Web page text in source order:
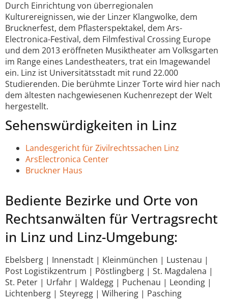
Durch Einrichtung von überregionalen
Kulturereignissen, wie der Linzer Klangwolke, dem
Brucknerfest, dem Pflasterspektakel, dem Ars-
Electronica-Festival, dem Filmfestival Crossing Europe
und dem 2013 eröffneten Musiktheater am Volksgarten
im Range eines Landestheaters, trat ein Imagewandel
ein. Linz ist Universitätsstadt mit rund 22.000
Studierenden. Die berühmte Linzer Torte wird hier nach
dem ältesten nachgewiesenen Kuchenrezept der Welt
hergestellt.
Sehenswürdigkeiten in Linz
Landesgericht für Zivilrechtssachen Linz
ArsElectronica Center
Bruckner Haus
Bediente Bezirke und Orte von
Rechtsanwälten für Vertragsrecht
in Linz und Linz-Umgebung:
Ebelsberg | Innenstadt | Kleinmünchen | Lustenau |
Post Logistikzentrum | Pöstlingberg | St. Magdalena |
St. Peter | Urfahr | Waldegg | Puchenau | Leonding |
Lichtenberg | Steyregg | Wilhering | Pasching